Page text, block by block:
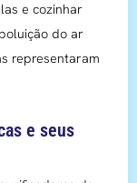
e cozinhar
do ar
representaram
e seus